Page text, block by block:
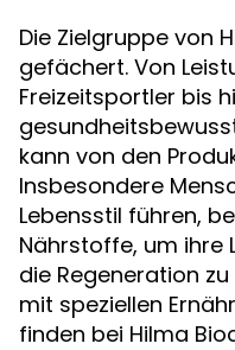
Die Zielgruppe von
gefächert. Von
Freizeitsportler bis
kann von den
Insbesondere
Lebensstil führen,
Nährstoffe, um ihre
die Regeneration
mit speziellen
finden bei Hilma